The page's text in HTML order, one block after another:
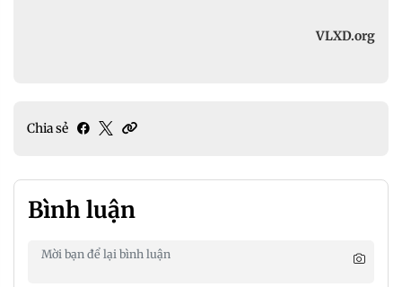
VLXD.org
Chia sẻ
Bình luận